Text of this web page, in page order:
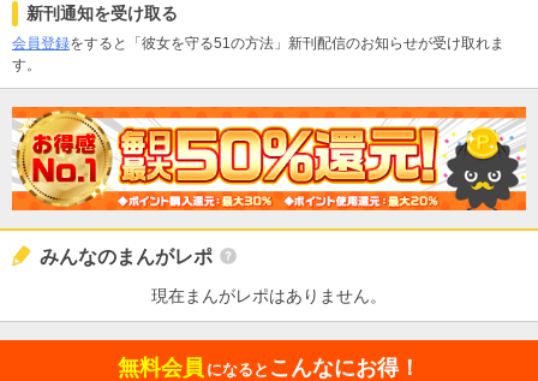
新刊通知を受け取る
会員登録をすると「彼女を守る51の方法」新刊配信のお知らせが受け取れま
す。
みんなのまんがレポ
現在まんがレポはありません。
無料会員 になると こんなにお得！